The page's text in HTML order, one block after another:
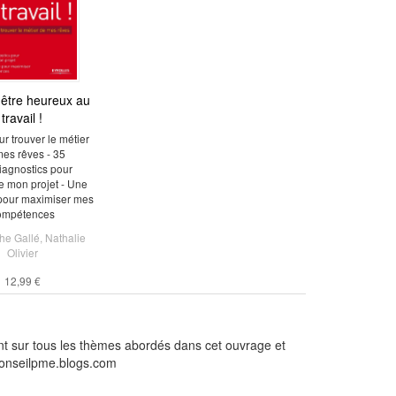
heureux au
travail !
trouver le métier
rêves - 35
pour
mon projet - Une
maximiser mes
Gallé Nathalie
Olivier
12,99 €
sur tous les thèmes abordés dans cet ouvrage et